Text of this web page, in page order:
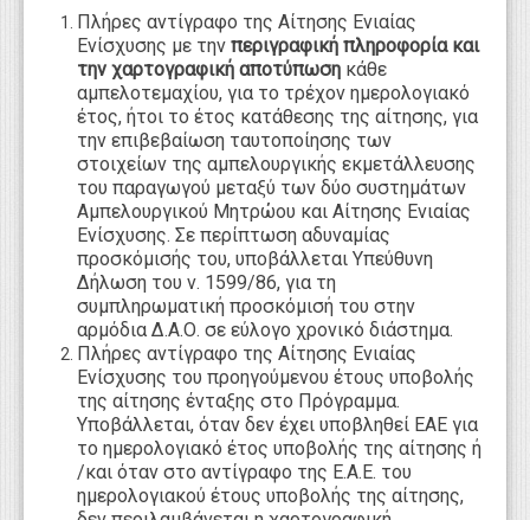
Πλήρες αντίγραφο της Αίτησης Ενιαίας
Ενίσχυσης με την περιγραφική πληροφορία και
την χαρτογραφική αποτύπωση κάθε
αμπελοτεμαχίου, για το τρέχον ημερολογιακό
έτος, ήτοι το έτος κατάθεσης της αίτησης, για
την επιβεβαίωση ταυτοποίησης των
στοιχείων της αμπελουργικής εκμετάλλευσης
του παραγωγού μεταξύ των δύο συστημάτων
Αμπελουργικού Μητρώου και Αίτησης Ενιαίας
Ενίσχυσης. Σε περίπτωση αδυναμίας
προσκόμισής του, υποβάλλεται Υπεύθυνη
Δήλωση του ν. 1599/86, για τη
συμπληρωματική προσκόμισή του στην
αρμόδια Δ.Α.Ο. σε εύλογο χρονικό διάστημα.
Πλήρες αντίγραφο της Αίτησης Ενιαίας
Ενίσχυσης του προηγούμενου έτους υποβολής
της αίτησης ένταξης στο Πρόγραμμα.
Υποβάλλεται, όταν δεν έχει υποβληθεί ΕΑΕ για
το ημερολογιακό έτος υποβολής της αίτησης ή
/και όταν στο αντίγραφο της Ε.Α.Ε. του
ημερολογιακού έτους υποβολής της αίτησης,